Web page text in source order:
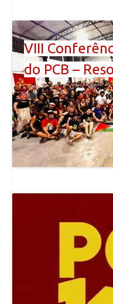
VIII
do PCB –